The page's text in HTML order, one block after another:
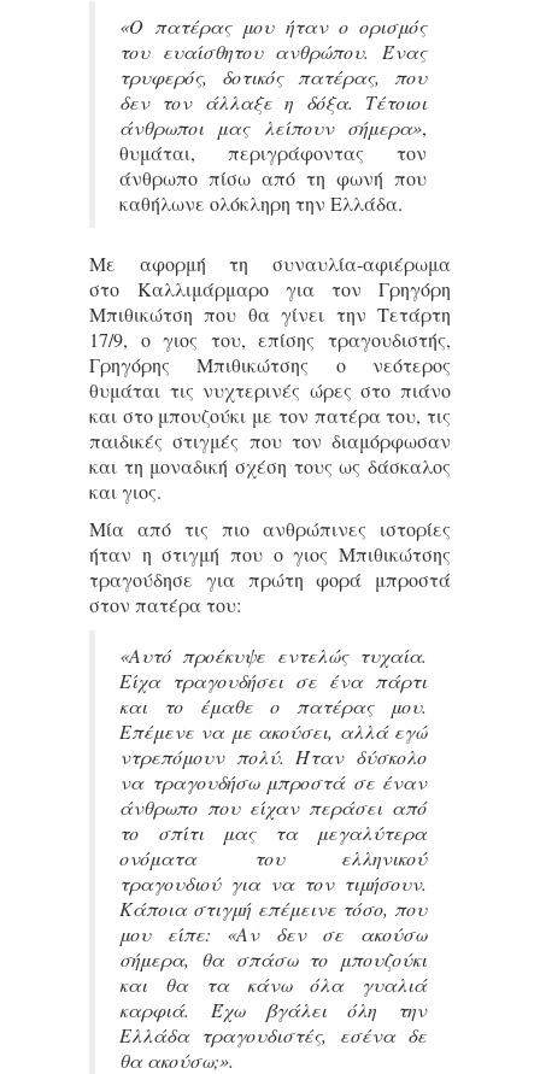
«Ο πατέρας μου ήταν ο ορισμός
του ευαίσθητου ανθρώπου. Ένας
τρυφερός, δοτικός πατέρας, που
δεν τον άλλαξε η δόξα. Τέτοιοι
άνθρωποι μας λείπουν σήμερα»,
θυμάται, περιγράφοντας τον
άνθρωπο πίσω από τη φωνή που
καθήλωνε ολόκληρη την Ελλάδα.
Με αφορμή τη συναυλία-αφιέρωμα
στο Καλλιμάρμαρο για τον Γρηγόρη
Μπιθικώτση που θα γίνει την Τετάρτη
17/9, ο γιος του, επίσης τραγουδιστής,
Γρηγόρης Μπιθικώτσης ο νεότερος
θυμάται τις νυχτερινές ώρες στο πιάνο
και στο μπουζούκι με τον πατέρα του, τις
παιδικές στιγμές που τον διαμόρφωσαν
και τη μοναδική σχέση τους ως δάσκαλος
και γιος.
Μία από τις πιο ανθρώπινες ιστορίες
ήταν η στιγμή που ο γιος Μπιθικώτσης
τραγούδησε για πρώτη φορά μπροστά
στον πατέρα του:
«Αυτό προέκυψε εντελώς τυχαία.
Είχα τραγουδήσει σε ένα πάρτι
και το έμαθε ο πατέρας μου.
Επέμενε να με ακούσει, αλλά εγώ
ντρεπόμουν πολύ. Ήταν δύσκολο
να τραγουδήσω μπροστά σε έναν
άνθρωπο που είχαν περάσει από
το σπίτι μας τα μεγαλύτερα
ονόματα του ελληνικού
τραγουδιού για να τον τιμήσουν.
Κάποια στιγμή επέμεινε τόσο, που
μου είπε:
«Αν δεν σε ακούσω
σήμερα, θα σπάσω το μπουζούκι
και θα τα κάνω όλα γυαλιά
καρφιά. Έχω βγάλει όλη την
Ελλάδα τραγουδιστές, εσένα δε
θα ακούσω;».